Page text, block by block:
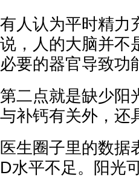
有人认为平时精力
说，人的大脑并不
必要的器官导致功
第二点就是缺少阳
与补钙有关外，还
医生圈子里的数据
D水平不足。阳光